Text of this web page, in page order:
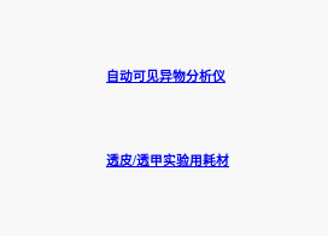
自动可见异物分析仪
透皮/透甲实验用耗材